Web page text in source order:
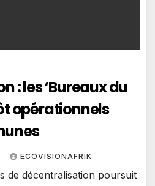
: les ‘Bureaux du
opérationnels
ECOVISIONAFRIK
de décentralisation poursuit